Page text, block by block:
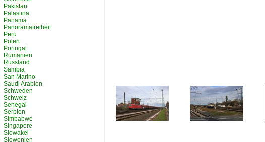
Pakistan
Palästina
Panama
Panoramafreiheit
Peru
Polen
Portugal
Rumänien
Russland
Sambia
San Marino
Saudi Arabien
Schweden
Schweiz
Senegal
Serbien
Simbabwe
Singapore
Slowakei
Slowenien